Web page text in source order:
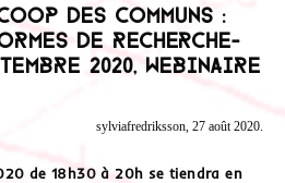
des Communs :
de recherche-
2020, webinaire
sylviafredriksson, 27 août 2020.
de 18h30 à 20h se tiendra en